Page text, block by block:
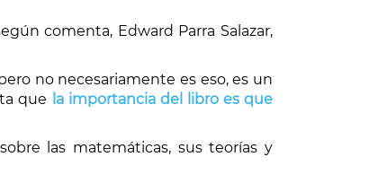
comenta, Edward Parra Salazar,
no necesariamente es eso, es un
que la importancia del libro es que
las matemáticas, sus teorías y